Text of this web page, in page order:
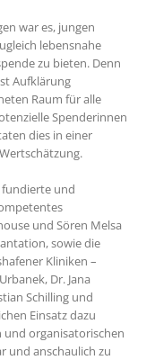
war es, jungen
lebensnahe
zu bieten. Denn
Aufklärung
Raum für alle
Spenderinnen
dies in einer
fundierte und
und Sören Melsa
sowie die
Kliniken –
Dr. Jana
Schilling und
Einsatz dazu
und organisatorischen
und anschaulich zu